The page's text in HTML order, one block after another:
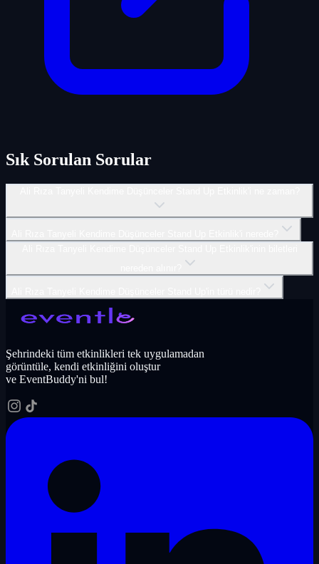
Sık Sorulan Sorular
Şehrindeki tüm etkinlikleri tek uygulamadan
görüntüle, kendi etkinliğini oluştur
ve EventBuddy'ni bul!